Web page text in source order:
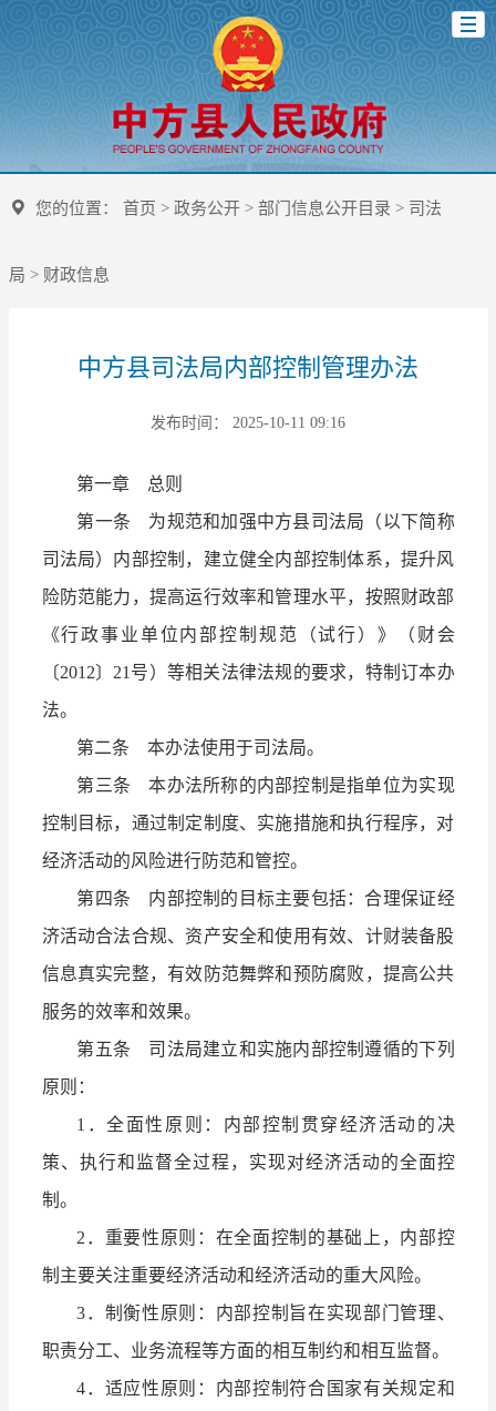
您的位置： 首页 > 政务公开> 部门信息公开目录 > 司法
局 > 财政信息
中方县司法局内部控制管理办法
发布时间： 2025-10-11 09:16
第一章 总则
第一条 为规范和加强中方县司法局（以下简称
司法局）内部控制，建立健全内部控制体系，提升风
险防范能力，提高运行效率和管理水平，按照财政部
《行政事业单位内部控制规范（试行）》（财会
〔2012〕21号）等相关法律法规的要求，特制订本办
法。
第二条 本办法使用于司法局。
第三条 本办法所称的内部控制是指单位为实现
控制目标，通过制定制度、实施措施和执行程序，对
经济活动的风险进行防范和管控。
第四条 内部控制的目标主要包括：合理保证经
济活动合法合规、资产安全和使用有效、计财装备股
信息真实完整，有效防范舞弊和预防腐败，提高公共
服务的效率和效果。
第五条 司法局建立和实施内部控制遵循的下列
原则：
1．全面性原则：内部控制贯穿经济活动的决
策、执行和监督全过程，实现对经济活动的全面控
制。
2．重要性原则：在全面控制的基础上，内部控
制主要关注重要经济活动和经济活动的重大风险。
3．制衡性原则：内部控制旨在实现部门管理、
职责分工、业务流程等方面的相互制约和相互监督。
4．适应性原则：内部控制符合国家有关规定和